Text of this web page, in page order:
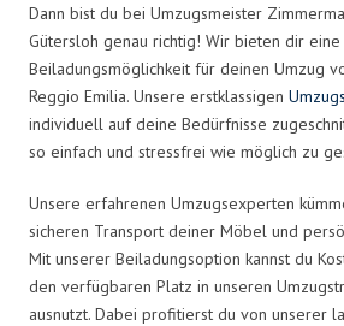
Dann bist du bei Umzugsmeister
Gütersloh genau richtig! Wir bieten dir eine
Beiladungsmöglichkeit für deinen Umzug
Reggio Emilia. Unsere erstklassigen
individuell auf deine Bedürfnisse
so einfach und stressfrei wie möglich zu
Unsere erfahrenen Umzugsexperten
sicheren Transport deiner Möbel und
Mit unserer Beiladungsoption kannst du
den verfügbaren Platz in unseren
ausnutzt. Dabei profitierst du von unserer